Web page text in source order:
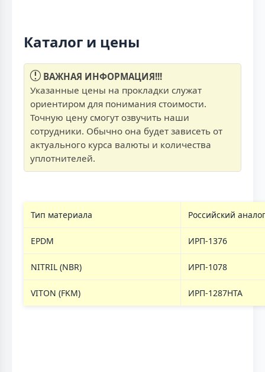
Каталог и цены
ВАЖНАЯ ИНФОРМАЦИЯ!!!
Указанные цены на прокладки служат
ориентиром для понимания стоимости.
Точную цену смогут озвучить наши
сотрудники. Обычно она будет зависеть от
актуального курса валюты и количества
уплотнителей.
Тип материала Российский аналог
EPDM ИРП-1376
NITRIL (NBR) ИРП-1078
VITON (FKM) ИРП-1287НТА